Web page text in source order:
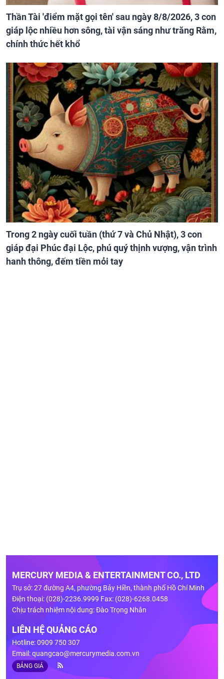
Thần Tài 'điểm mặt gọi tên' sau ngày 8/8/2026, 3 con
giáp lộc nhiều hơn sông, tài vận sáng như trăng Rằm,
chính thức hết khổ
Trong 2 ngày cuối tuần (thứ 7 và Chủ Nhật), 3 con
giáp đại Phúc đại Lộc, phú quý thịnh vượng, vận trình
hanh thông, đếm tiền mỏi tay
MERCURY MEDIA & ENTERTAINMENT CO., LTD
Trụ sở: 27 đường A4, phường Bảy Hiền, thành phố Hồ Chí Minh
Điện thoại: (028)-2236.9999 Fax: (028)-6268.0458
Chịu trách nhiệm nội dung: Đào Trọng Nhân
LIÊN HỆ QUẢNG CÁO
Hotline: 0909 750 307
Email:quangcao@mercurymedia.com.vn
BẢNG GIÁ